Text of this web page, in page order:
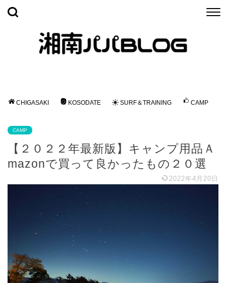
CHIGASAKI KOSODATE SURF＆TRAINING CAMP
CAMP
【２０２２年最新版】キャンプ用品Ａ
mazonで買って良かったもの２０選
2022年4月20日